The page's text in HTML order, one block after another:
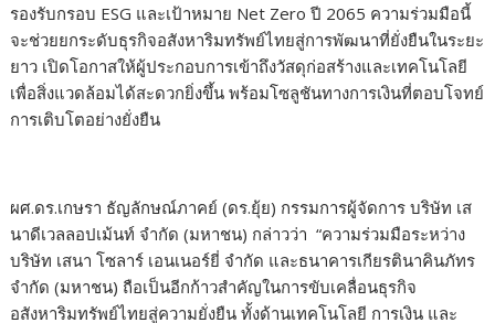
รองรับกรอบ ESG และเป้าหมาย Net Zero ปี 2065 ความร่วมมือนี้
จะช่วยยกระดับธุรกิจอสังหาริมทรัพย์ไทยสู่การพัฒนาที่ยั่งยืนในระยะ
ยาว เปิดโอกาสให้ผู้ประกอบการเข้าถึงวัสดุก่อสร้างและเทคโนโลยี
เพื่อสิ่งแวดล้อมได้สะดวกยิ่งขึ้น พร้อมโซลูชันทางการเงินที่ตอบโจทย์
การเติบโตอย่างยั่งยืน
ผศ.ดร.เกษรา ธัญลักษณ์ภาคย์ (ดร.ยุ้ย) กรรมการผู้จัดการ บริษัท เส
นาดีเวลลอปเม้นท์ จำกัด (มหาชน) กล่าวว่า “ความร่วมมือระหว่าง
บริษัท เสนา โซลาร์ เอนเนอร์ยี่ จำกัด และธนาคารเกียรตินาคินภัทร
จำกัด (มหาชน) ถือเป็นอีกก้าวสำคัญในการขับเคลื่อนธุรกิจ
อสังหาริมทรัพย์ไทยสู่ความยั่งยืน ทั้งด้านเทคโนโลยี การเงิน และ